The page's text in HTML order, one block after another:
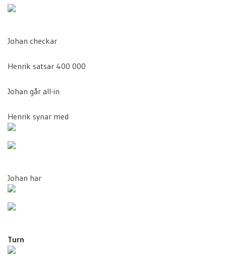
Johan checkar
Henrik satsar 400 000
Johan går all-in
Henrik synar med
Johan har
Turn